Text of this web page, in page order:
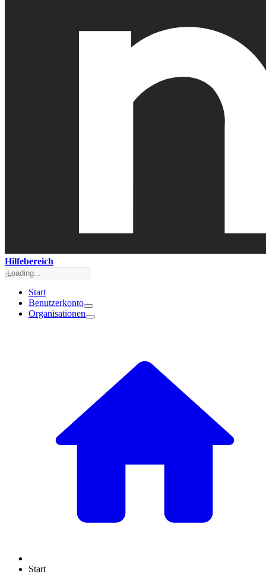
Hilfebereich
Start
Benutzerkonto
Organisationen
Start